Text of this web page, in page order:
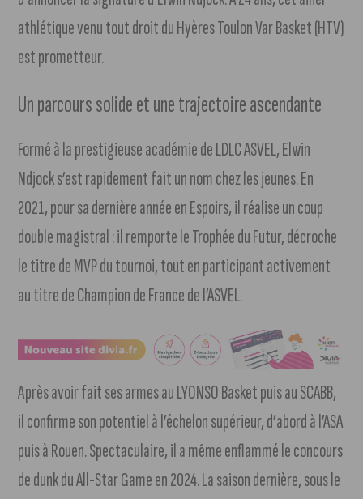
athlétique venu tout droit du Hyères Toulon Var Basket (HTV)
est prometteur.
Un parcours solide et une trajectoire ascendante
Formé à la prestigieuse académie de LDLC ASVEL, Elwin
Ndjock s’est rapidement fait un nom chez les jeunes. En
2021, pour sa dernière année en Espoirs, il réalise un coup
double magistral : il remporte le Trophée du Futur, décroche
le titre de MVP du tournoi, tout en participant activement
au titre de Champion de France de l’ASVEL.
Après avoir fait ses armes au LYONSO Basket puis au SCABB,
il confirme son potentiel à l’échelon supérieur, d’abord à l’ASA
puis à Rouen. Spectaculaire, il a même enflammé le concours
de dunk du All-Star Game en 2024. La saison dernière, sous le